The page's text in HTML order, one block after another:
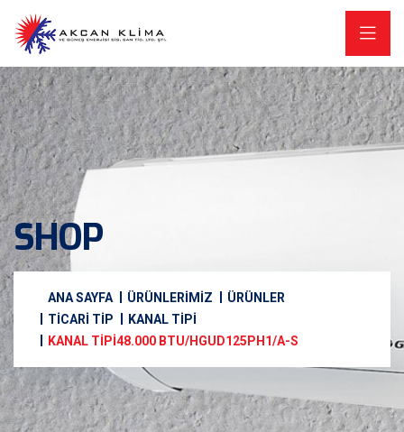
SHOP
ANA SAYFA ÜRÜNLERİMİZ
ÜRÜNLER
TICARI TIP
KANAL TIPI
KANAL TİPİ48.000 BTU/HGUD125PH1/A-S